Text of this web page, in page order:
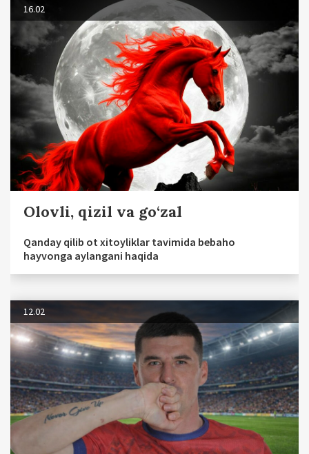
16.02
Olovli, qizil va go‘zal
Qanday qilib ot xitoyliklar tavimida bebaho
hayvonga aylangani haqida
12.02